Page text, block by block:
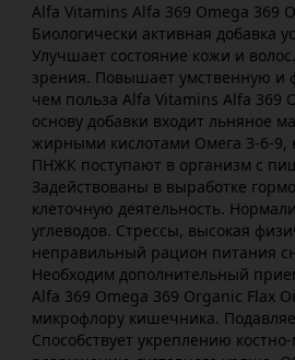
Alfa Vitamins Alfa 369 Omega 369
Биологически активная добавка
Улучшает состояние кожи и
зрения. Повышает умственную и
чем польза Alfa Vitamins Alfa 369
основу добавки входит льняное
жирными кислотами Омега 3-6-9,
ПНЖК поступают в организм с
Задействованы в выработке
клеточную деятельность.
углеводов. Стрессы, высокая
неправильный рацион питания
Необходим дополнительный
Alfa 369 Omega 369 Organic Flax
микрофлору кишечника.
Способствует укреплению